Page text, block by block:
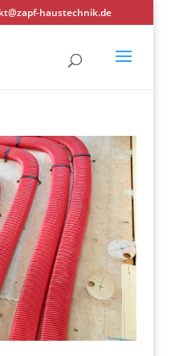
haustechnik.de